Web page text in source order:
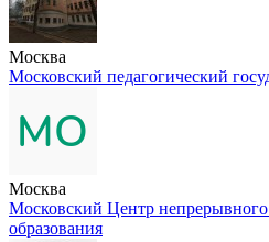
Москва
Московский педагогический
Москва
Московский Центр непрерывного
образования